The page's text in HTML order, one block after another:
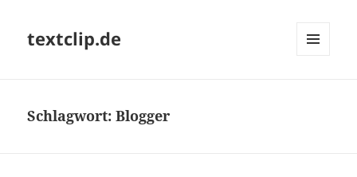
textclip.de
Schlagwort:Blogger